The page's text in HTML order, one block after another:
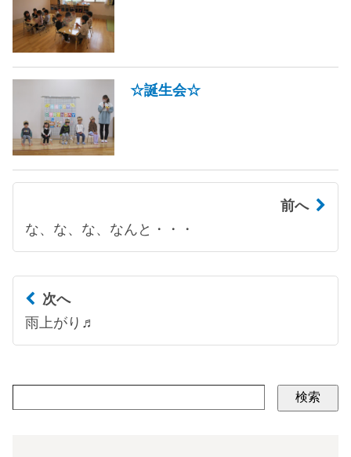
☆誕生会☆
前へ
な、な、な、なんと・・・
次へ
雨上がり♬
検索